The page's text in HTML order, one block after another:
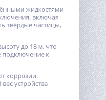
жидкостями
включая
твёрдые частицы,
до 18 м, что
подключение к
коррозии.
устройства